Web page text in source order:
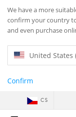
We have a more
confirm your country
and even purchase
United States
Confirm
CS